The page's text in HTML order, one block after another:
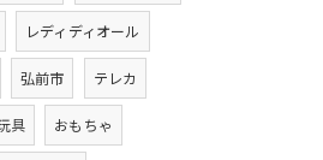
レディディオール
弘前市 テレカ
具 おもちゃ